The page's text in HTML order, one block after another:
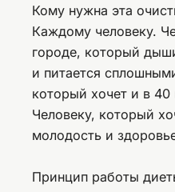
Кому нужна эта
Каждому человеку.
городе, который
и питается
который хочет и в 40
Человеку, который
молодость и
Принцип работы